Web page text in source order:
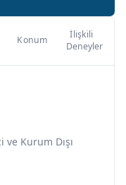
Konum
İlişkili
Deneyler
ve Kurum Dışı